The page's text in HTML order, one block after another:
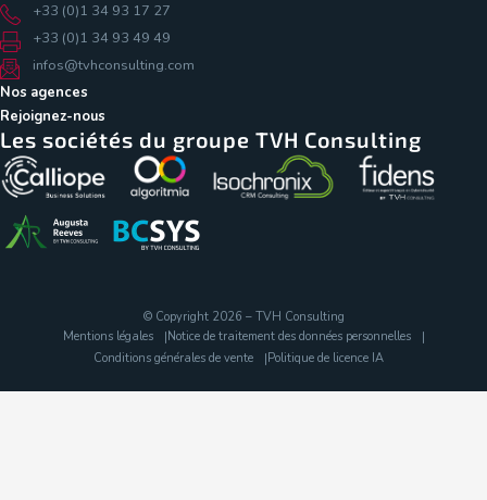
+33 (0)1 34 93 17 27
+33 (0)1 34 93 49 49
infos@tvhconsulting.com
Nos agences
Rejoignez-nous
Les sociétés du groupe TVH Consulting
© Copyright 2026 – TVH Consulting
Mentions légales
Notice de traitement des données personnelles
Conditions générales de vente
Politique de licence IA